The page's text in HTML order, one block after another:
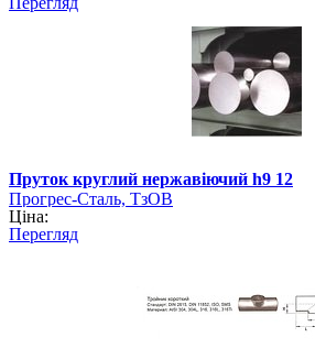
Пруток круглий нержавіючий h9 12
Прогрес-Сталь, ТзОВ
Ціна:
Перегляд